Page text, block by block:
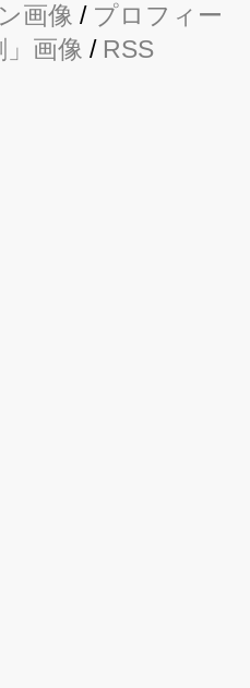
画像 / プロフィー
」画像 / RSS